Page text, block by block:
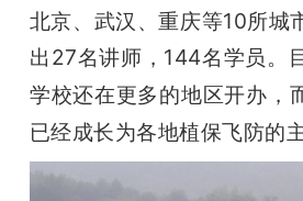
北京、武汉、重庆等10所城
出 27名讲师，144名学员。
学校还在更多的地区开办，
已经成长为各地植保飞防的